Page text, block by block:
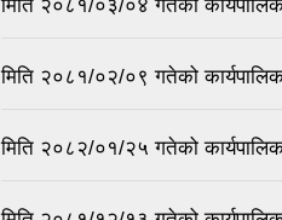
मिति २०८१/०३/०४ गतेको
मिति २०८१/०२/०९ गतेको
मिति २०८२/०१/२५ गतेको